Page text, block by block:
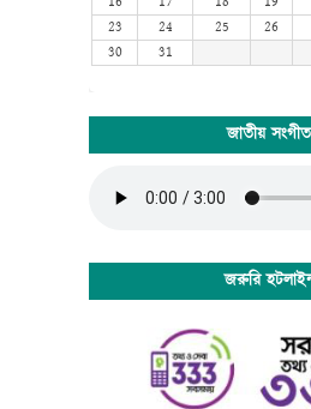
now see it wherever designers,
directors, user interface
are at work. They use it daily
FrontPage, PageMaker,
the printing and design industry.
dummy text ever since the
printer took a galley of type and
available for many years on
sizes and typefaces from a
When computers came along,
23
24 25 26
30
31
জাতীয় সংগীত
জরুরি